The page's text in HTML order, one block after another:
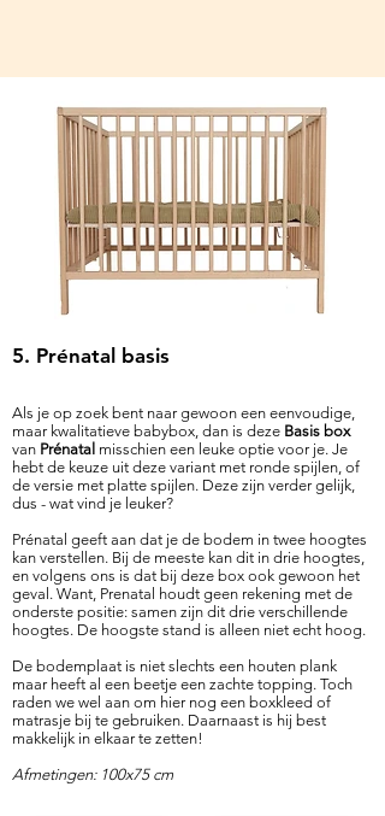
5. Prénatal basis
Als je op zoek bent naar gewoon een eenvoudige,
maar kwalitatieve babybox, dan is deze Basis box
van Prénatal misschien een leuke optie voor je. Je
hebt de keuze uit deze variant met ronde spijlen, of
de versie met platte spijlen. Deze zijn verder gelijk,
dus - wat vind je leuker?
Prénatal geeft aan dat je de bodem in twee hoogtes
kan verstellen. Bij de meeste kan dit in drie hoogtes,
en volgens ons is dat bij deze box ook gewoon het
geval. Want, Prenatal houdt geen rekening met de
onderste positie: samen zijn dit drie verschillende
hoogtes. De hoogste stand is alleen niet echt hoog.
De bodemplaat is niet slechts een houten plank
maar heeft al een beetje een zachte topping. Toch
raden we wel aan om hier nog een boxkleed of
matrasje bij te gebruiken. Daarnaast is hij best
makkelijk in elkaar te zetten!
Afmetingen: 100x75 cm